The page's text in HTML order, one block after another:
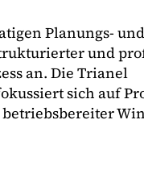
Planungs-
und
an. Die Trianel
sich auf